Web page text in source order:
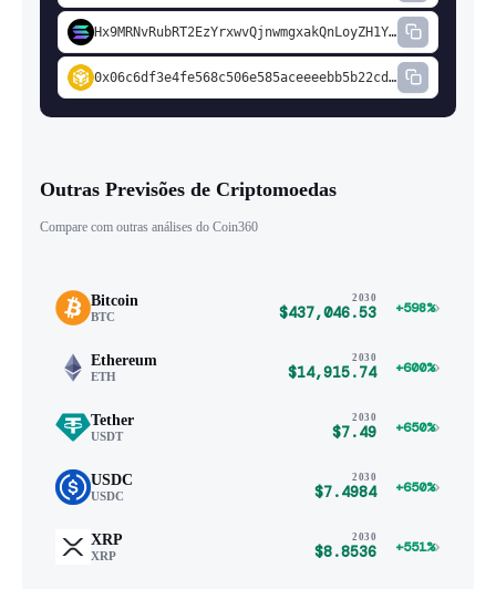
Hx9MRNvRubRT2EzYrxwvQjnwmgxakQnLoyZH1YBdi1a7
0x06c6df3e4fe568c506e585aceeeebb5b22cdd5c3
Outras Previsões de Criptomoedas
Compare com outras análises do Coin360
Bitcoin
BTC
2030
$437,046.53 +598%›
Ethereum
ETH
2030
$14,915.74 +600%›
Tether
USDT
2030
$7.49 +650%›
USDC
USDC
2030
$7.4984 +650%›
XRP
XRP
2030
$8.8536 +551%›